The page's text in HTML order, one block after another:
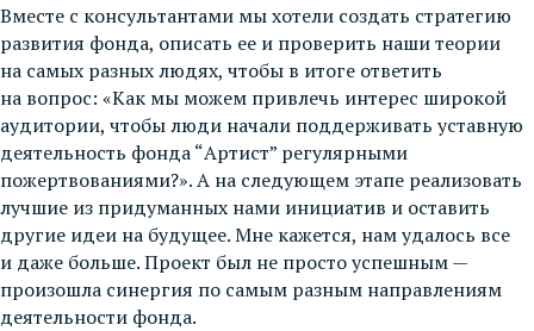
Вместе с консультантами мы хотели создать стратегию
развития фонда, описать ее и проверить наши теории
на самых разных людях, чтобы в итоге ответить
на вопрос: «Как мы можем привлечь интерес широкой
аудитории, чтобы люди начали поддерживать уставную
деятельность фонда “Артист” регулярными
пожертвованиями?». А на следующем этапе реализовать
лучшие из придуманных нами инициатив и оставить
другие идеи на будущее. Мне кажется, нам удалось все
и даже больше. Проект был не просто успешным —
произошла синергия по самым разным направлениям
деятельности фонда.